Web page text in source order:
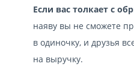
Если вас толкает с
наяву вы не сможете
в одиночку, и друзья
на выручку.